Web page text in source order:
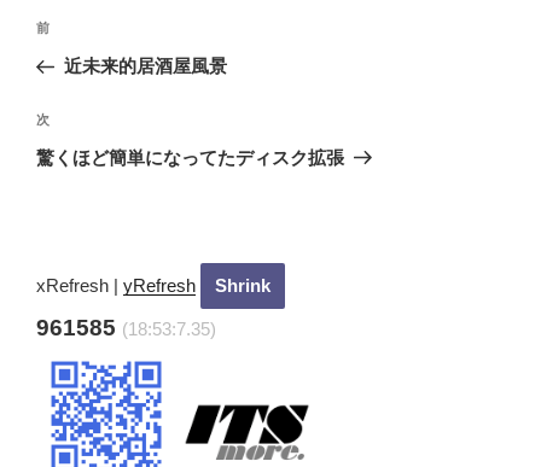
投
ナ
ビ
ゲ
ン
過
去
投
稿
前
近未来的居酒屋風景
次
の
次
驚くほど簡単になってたディスク拡張
xRefresh | yRefresh
961585 (18:53:8.35)